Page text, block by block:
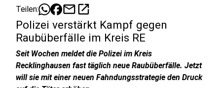
Teilen: mailopen_in_new
Polizei verstärkt Kampf gegen
Raubüberfälle im Kreis RE
Seit Wochen meldet die Polizei im Kreis
Recklinghausen fast täglich neue Raubüberfälle. Jetzt
will sie mit einer neuen Fahndungsstrategie den Druck